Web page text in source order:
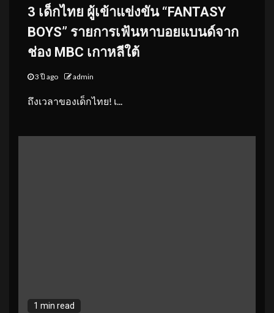
3 เด็กไทย ผู้เข้าแข่งขัน “FANTASY
BOYS” รายการเฟ้นหาบอยแบนด์จาก
ช่อง MBC เกาหลีใต้
3 ปี ago admin
ถึงเวลาของเด็กไทย! เ...
1 min read